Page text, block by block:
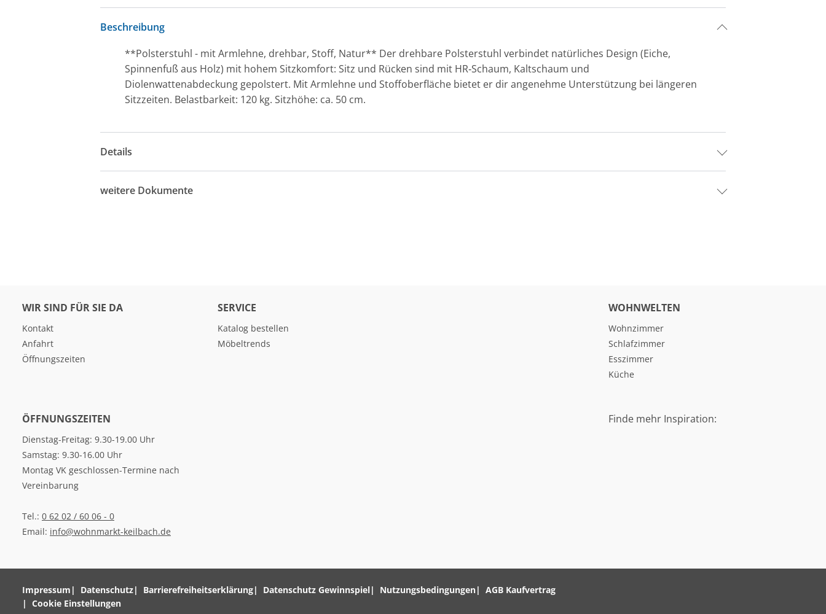
Beschreibung
**Polsterstuhl - mit Armlehne, drehbar, Stoff, Natur** Der drehbare Polsterstuhl verbindet natürliches Design (Eiche,
Spinnenfuß aus Holz) mit hohem Sitzkomfort: Sitz und Rücken sind mit HR‑Schaum, Kaltschaum und
Diolenwattenabdeckung gepolstert. Mit Armlehne und Stoffoberfläche bietet er dir angenehme Unterstützung bei längeren
Sitzzeiten. Belastbarkeit: 120 kg. Sitzhöhe: ca. 50 cm.
Details
weitere Dokumente
WIR SIND FÜR SIE DA
Kontakt
Anfahrt
Öffnungszeiten
SERVICE
Katalog bestellen
Möbeltrends
WOHNWELTEN
Wohnzimmer
Schlafzimmer
Esszimmer
Küche
ÖFFNUNGSZEITEN
Dienstag-Freitag: 9.30-19.00 Uhr
Samstag: 9.30-16.00 Uhr
Montag VK geschlossen-Termine nach
Vereinbarung
Tel.: 0 62 02 / 60 06 - 0
Email: info@wohnmarkt-keilbach.de
Finde mehr Inspiration:
Impressum Datenschutz Barrierefreiheitserklärung Datenschutz Gewinnspiel Nutzungsbedingungen
AGB Kaufvertrag
Cookie Einstellungen